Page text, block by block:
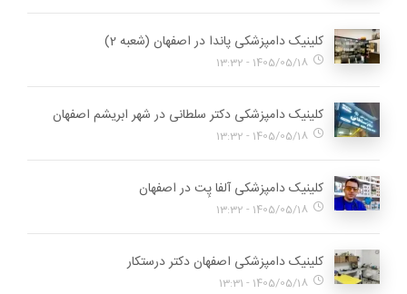
کلینیک دامپزشکی پاندا در اصفهان (شعبه 2)
1405/05/18 - 13:32
کلینیک دامپزشکی دکتر سلطانی در شهر ابریشم اصفهان
1405/05/18 - 13:32
کلینیک دامپزشکی آلفا پِت در اصفهان
1405/05/18 - 13:32
کلینیک دامپزشکی اصفهان دکتر درستکار
1405/05/18 - 13:31